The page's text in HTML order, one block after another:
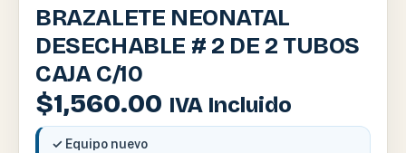
BRAZALETE NEONATAL
DESECHABLE # 2 DE 2 TUBOS
CAJA C/10
$1,560.00 IVA Incluido
✓ Equipo nuevo